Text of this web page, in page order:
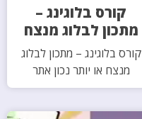
קורס בלוגינג –
מתכון לבלוג מנצח
קורס בלוגינג – מתכון לבלוג
מנצח או יותר נכון אתר